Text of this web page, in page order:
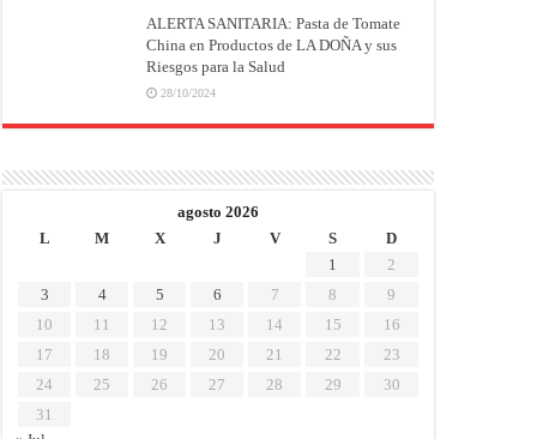
ALERTA SANITARIA: Pasta de Tomate
China en Productos de LA DOÑA y sus
Riesgos para la Salud
28/10/2024
agosto 2026
L
M X J V S
D
1
2
3
4 5 6 7 8
9
10
11 12 13 14 15
16
17
18 19 20 21 22
23
24
25 26 27 28 29
30
31